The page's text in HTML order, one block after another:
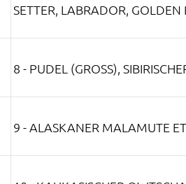
SETTER, LABRADOR, GOLDEN
8 - PUDEL (GROSS),
9 - ALASKANER MALAMUTE